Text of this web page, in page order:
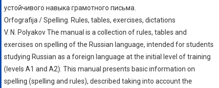
устойчивого навыка грамотного письма.
Orfografija / Spelling. Rules, tables, exercises, dictations
V. N. Polyakov The manual is a collection of rules, tables and
exercises on spelling of the Russian language, intended for students
studying Russian as a foreign language at the initial level of training
(levels A1 and A2). This manual presents basic information on
spelling (spelling and rules), described taking into account the